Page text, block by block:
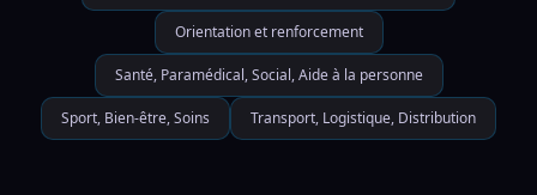
Orientation et renforcement
Santé, Paramédical, Social, Aide à la personne
Sport, Bien-être, Soins Transport, Logistique, Distribution